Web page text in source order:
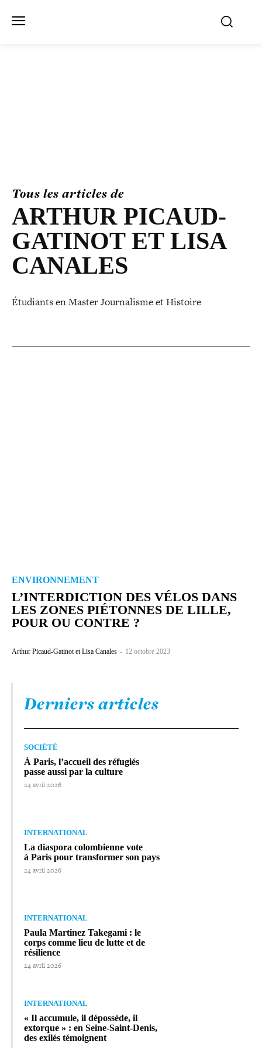
Tous les articles de
ARTHUR PICAUD-​
GATINOT ET LISA
CANALES
Étudiants en Master Journalisme et Histoire
ENVIRONNEMENT
L’INTERDICTION DES VÉLOS DANS
LES ZONES PIÉTONNES DE LILLE,
POUR OU CONTRE ?
Arthur Picaud-​Gatinot et Lisa Canales - 12 octobre 2023
Derniers articles
SOCIÉTÉ
À Paris, l’accueil des réfugiés
passe aussi par la culture
24 avril 2026
INTERNATIONAL
La diaspora colom­bienne vote
à Paris pour trans­for­mer son pays
24 avril 2026
INTERNATIONAL
Paula Martinez Takegami : le
corps comme lieu de lutte et de
résilience
24 avril 2026
INTERNATIONAL
« Il accumule, il dépossède, il
extorque » : en Seine-​Saint-​Denis,
des exilés témoignent